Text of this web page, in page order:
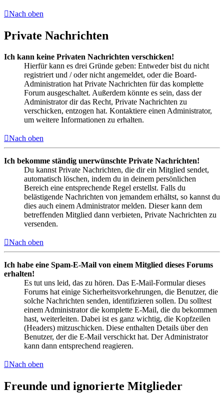
Nach oben
Private Nachrichten
Ich kann keine Privaten Nachrichten verschicken!
Hierfür kann es drei Gründe geben: Entweder bist du nicht
registriert und / oder nicht angemeldet, oder die Board-
Administration hat Private Nachrichten für das komplette
Forum ausgeschaltet. Außerdem könnte es sein, dass der
Administrator dir das Recht, Private Nachrichten zu
verschicken, entzogen hat. Kontaktiere einen Administrator,
um weitere Informationen zu erhalten.
Nach oben
Ich bekomme ständig unerwünschte Private Nachrichten!
Du kannst Private Nachrichten, die dir ein Mitglied sendet,
automatisch löschen, indem du in deinem persönlichen
Bereich eine entsprechende Regel erstellst. Falls du
belästigende Nachrichten von jemandem erhältst, so kannst du
dies auch einem Administrator melden. Dieser kann dem
betreffenden Mitglied dann verbieten, Private Nachrichten zu
versenden.
Nach oben
Ich habe eine Spam-E-Mail von einem Mitglied dieses Forums
erhalten!
Es tut uns leid, das zu hören. Das E-Mail-Formular dieses
Forums hat einige Sicherheitsvorkehrungen, die Benutzer, die
solche Nachrichten senden, identifizieren sollen. Du solltest
einem Administrator die komplette E-Mail, die du bekommen
hast, weiterleiten. Dabei ist es ganz wichtig, die Kopfzeilen
(Headers) mitzuschicken. Diese enthalten Details über den
Benutzer, der die E-Mail verschickt hat. Der Administrator
kann dann entsprechend reagieren.
Nach oben
Freunde und ignorierte Mitglieder